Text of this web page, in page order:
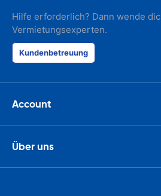
Hilfe erforderlich? Dann wende
Vermietungsexperten.
Kundenbetreuung
Account
Über uns